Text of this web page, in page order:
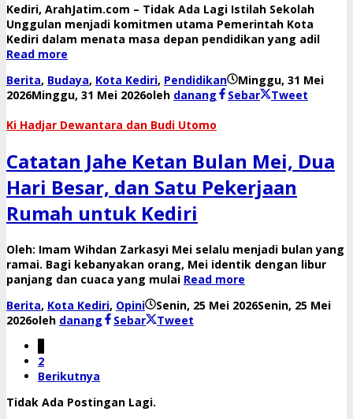
​Kediri, ArahJatim.com – Tidak Ada Lagi Istilah Sekolah
Unggulan menjadi komitmen utama Pemerintah Kota
Kediri dalam menata masa depan pendidikan yang adil
Read more
Berita, Budaya, Kota Kediri, Pendidikan
Minggu, 31 Mei
2026Minggu, 31 Mei 2026oleh danang Sebar
Tweet
Ki Hadjar Dewantara dan Budi Utomo
Catatan Jahe Ketan Bulan Mei, Dua
Hari Besar, dan Satu Pekerjaan
Rumah untuk Kediri
Oleh: Imam Wihdan Zarkasyi Mei selalu menjadi bulan yang
ramai. Bagi kebanyakan orang, Mei identik dengan libur
panjang dan cuaca yang mulai Read more
Berita, Kota Kediri, Opini Senin, 25 Mei 2026Senin, 25 Mei
2026oleh danang Sebar
Tweet
2
Berikutnya
Tidak Ada Postingan Lagi.